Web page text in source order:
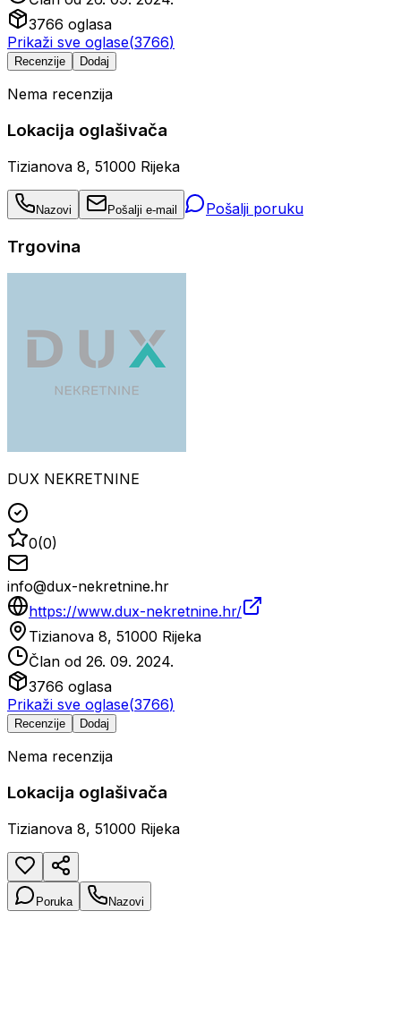
3766 oglasa
Prikaži sve oglase(3766)
Recenzije Dodaj
Nema recenzija
Lokacija oglašivača
Tizianova 8, 51000 Rijeka
Nazovi Pošalji e-mail Pošalji poruku
Trgovina
DUX NEKRETNINE
0(0)
info@dux-nekretnine.hr
https://www.dux-nekretnine.hr/
Tizianova 8, 51000 Rijeka
Član od 26. 09. 2024.
3766 oglasa
Prikaži sve oglase(3766)
Recenzije Dodaj
Nema recenzija
Lokacija oglašivača
Tizianova 8, 51000 Rijeka
Poruka Nazovi